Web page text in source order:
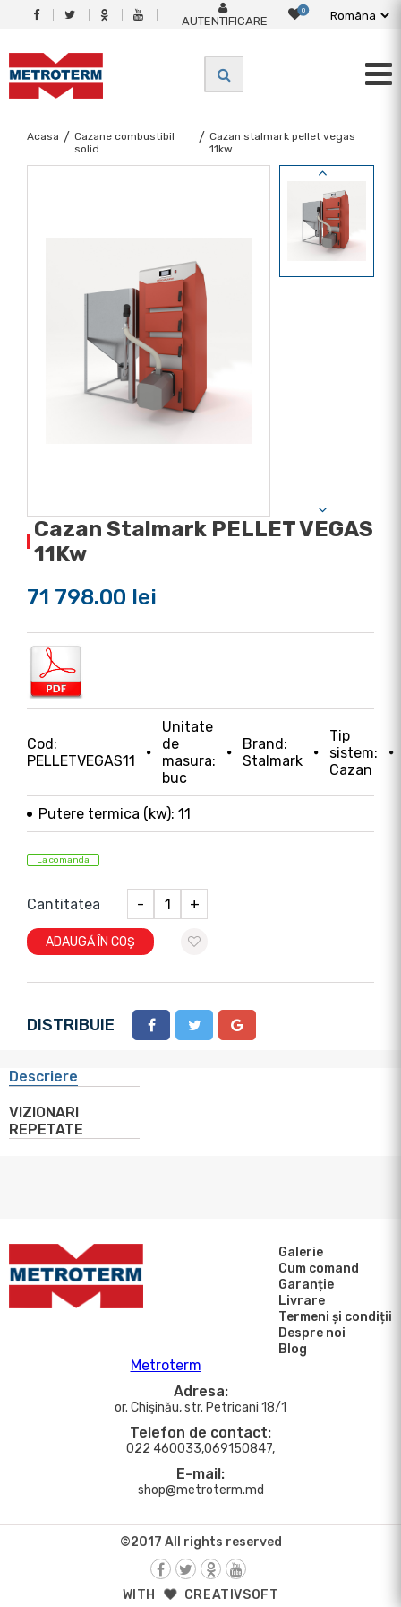
AUTENTIFICARE
0
Acasa / Cazane combustibil
solid
/ Cazan stalmark pellet vegas
11kw
Cazan Stalmark PELLET VEGAS
11Kw
71 798.00 lei
Cod:
PELLETVEGAS11
Unitate
de
masura:
buc
Brand:
Stalmark
Tip
sistem:
Cazan
Putere termica (kw): 11
La comanda
Cantitatea - +
ADAUGĂ ÎN COȘ
DISTRIBUIE
Descriere
VIZIONARI
REPETATE
Galerie
Cum comand
Garanție
Livrare
Termeni și condiții
Despre noi
Blog
Metroterm
Adresa:
or. Chişinău, str. Petricani 18/1
Telefon de contact:
022 460033,069150847,
E-mail:
shop@metroterm.md
©2017 All rights reserved
WITH CREATIVSOFT